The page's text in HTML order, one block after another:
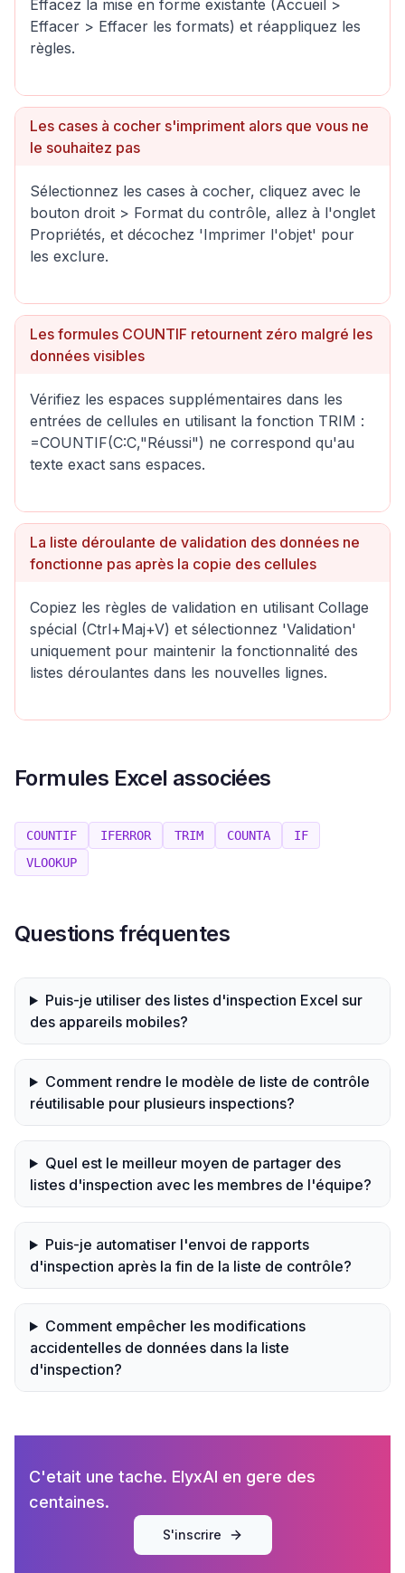
Effacez la mise en forme existante (Accueil >
Effacer > Effacer les formats) et réappliquez les
règles.
Les cases à cocher s'impriment alors que vous ne
le souhaitez pas
Sélectionnez les cases à cocher, cliquez avec le
bouton droit > Format du contrôle, allez à l'onglet
Propriétés, et décochez 'Imprimer l'objet' pour
les exclure.
Les formules COUNTIF retournent zéro malgré les
données visibles
Vérifiez les espaces supplémentaires dans les
entrées de cellules en utilisant la fonction TRIM :
=COUNTIF(C:C,"Réussi") ne correspond qu'au
texte exact sans espaces.
La liste déroulante de validation des données ne
fonctionne pas après la copie des cellules
Copiez les règles de validation en utilisant Collage
spécial (Ctrl+Maj+V) et sélectionnez 'Validation'
uniquement pour maintenir la fonctionnalité des
listes déroulantes dans les nouvelles lignes.
Formules Excel associées
COUNTIF IFERROR TRIM COUNTA
IF
VLOOKUP
Questions fréquentes
Puis-je utiliser des listes d'inspection Excel sur
des appareils mobiles?
Comment rendre le modèle de liste de contrôle
réutilisable pour plusieurs inspections?
Quel est le meilleur moyen de partager des
listes d'inspection avec les membres de l'équipe?
Puis-je automatiser l'envoi de rapports
d'inspection après la fin de la liste de contrôle?
Comment empêcher les modifications
accidentelles de données dans la liste
d'inspection?
C'etait une tache. ElyxAI en gere des
centaines.
S'inscrire